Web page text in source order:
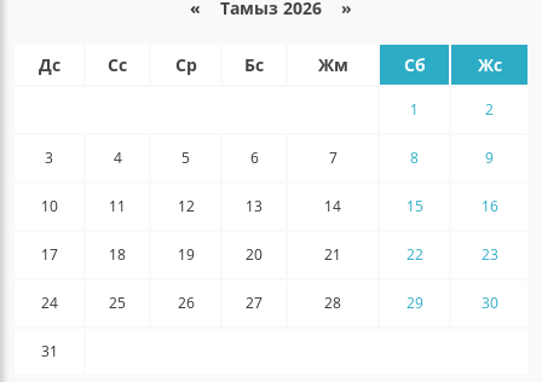
« Тамыз 2026 »
Дс Сс Ср Бс Жм Сб Жс
1 2
3 4 5 6 7 8 9
10 11 12 13 14 15 16
17 18 19 20 21 22 23
24 25 26 27 28 29 30
31